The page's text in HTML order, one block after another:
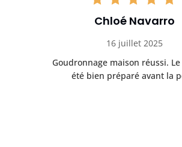
Chloé Navarro
16 juillet 2025
Goudronnage maison réussi.
été bien préparé avant la